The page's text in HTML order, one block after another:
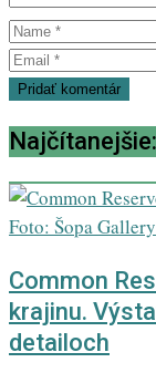
Najčítanejšie:
Common
krajinu.
detailoch